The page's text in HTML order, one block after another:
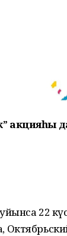
акцияһы
22